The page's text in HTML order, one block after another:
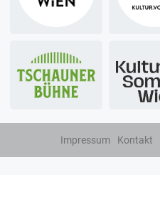
Impressum Kontakt